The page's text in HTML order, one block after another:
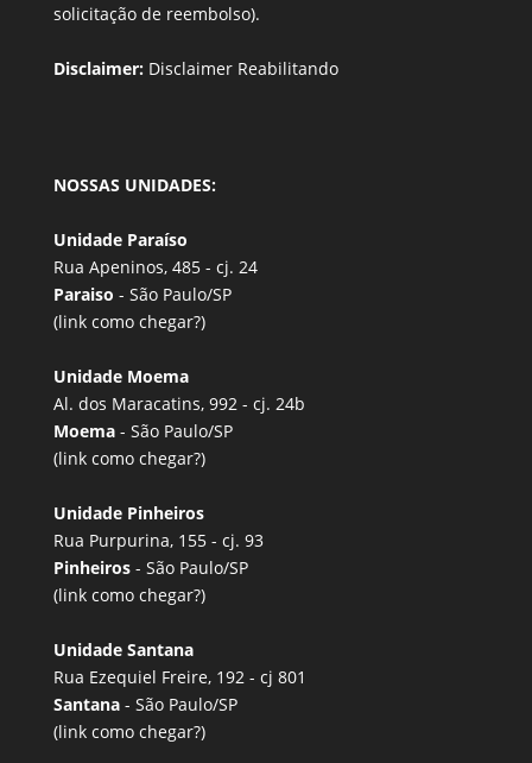
solicitação de reembolso).
Disclaimer: Disclaimer Reabilitando
NOSSAS UNIDADES:
Unidade Paraíso
Rua Apeninos, 485 - cj. 24
Paraiso - São Paulo/SP
(link como chegar?)
Unidade Moema
Al. dos Maracatins, 992 - cj. 24b
Moema - São Paulo/SP
(link como chegar?)
Unidade Pinheiros
Rua Purpurina, 155 - cj. 93
Pinheiros - São Paulo/SP
(link como chegar?)
Unidade Santana
Rua Ezequiel Freire, 192 - cj 801
Santana - São Paulo/SP
(link como chegar?)